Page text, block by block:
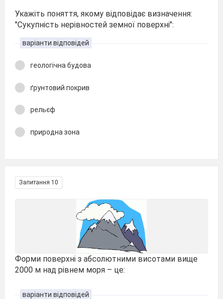
Укажіть поняття, якому відповідає визначення:
"Сукупність нерівностей земної поверхні":
варіанти відповідей
геологічна будова
ґрунтовий покрив
рельєф
природна зона
Запитання 10
Форми поверхні з абсолютними висотами вище
2000 м над рівнем моря – це:
варіанти відповідей